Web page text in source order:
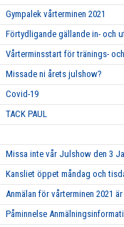
Gympalek vårterminen 2021
Förtydligande gällande in- och
Vårterminsstart för tränings-
Missade ni årets julshow?
Covid-19
TACK PAUL
Missa inte vår Julshow den 3
Kansliet öppet måndag och
Anmälan för vårterminen 2021
Påminnelse